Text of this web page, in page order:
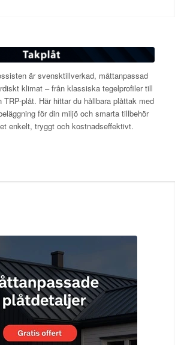
är svensktillverkad, måttanpassad
klimat – från klassiska tegelprofiler till
plåt. Här hittar du hållbara plåttak med
för din miljö och smarta tillbehör
enkelt, tryggt och kostnadseffektivt.